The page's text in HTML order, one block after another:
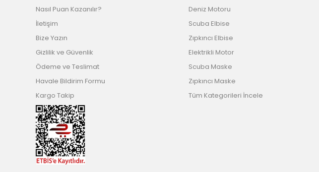
Nasıl Puan Kazanılır?
İletişim
Bize Yazın
Gizlilik ve Güvenlik
Ödeme ve Teslimat
Havale Bildirim Formu
Kargo Takip
Deniz Motoru
Scuba Elbise
Zıpkıncı Elbise
Elektrikli Motor
Scuba Maske
Zıpkıncı Maske
Tüm Kategorileri İncele